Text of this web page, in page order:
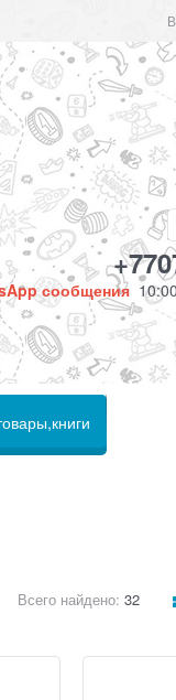
сообщения
Всего найдено: 32